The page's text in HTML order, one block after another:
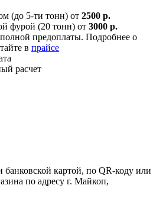
(до 5-ти тонн) от 2500 р.
фурой (20 тонн) от 3000 р.
предоплаты. Подробнее о
в прайсе
расчет
картой, по QR-коду или
по адресу г. Майкоп,